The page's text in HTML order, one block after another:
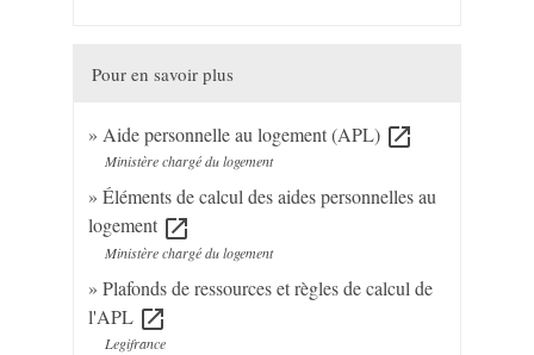
Pour en savoir plus
Aide personnelle au logement (APL) open_in_new
Ministère chargé du logement
Éléments de calcul des aides personnelles au
logement open_in_new
Ministère chargé du logement
Plafonds de ressources et règles de calcul de
l'APL open_in_new
Legifrance